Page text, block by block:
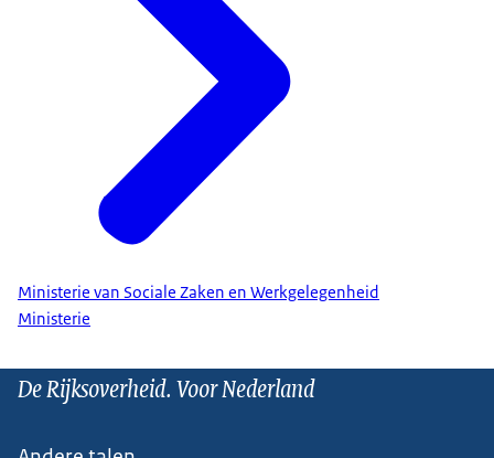
Ministerie van Sociale Zaken en Werkgelegenheid
Ministerie
De Rijksoverheid. Voor Nederland